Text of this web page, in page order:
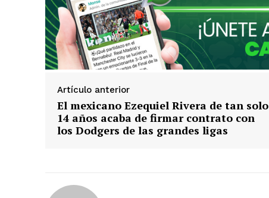
Artículo anterior
El mexicano Ezequiel Rivera de tan solo
14 años acaba de firmar contrato con
los Dodgers de las grandes ligas